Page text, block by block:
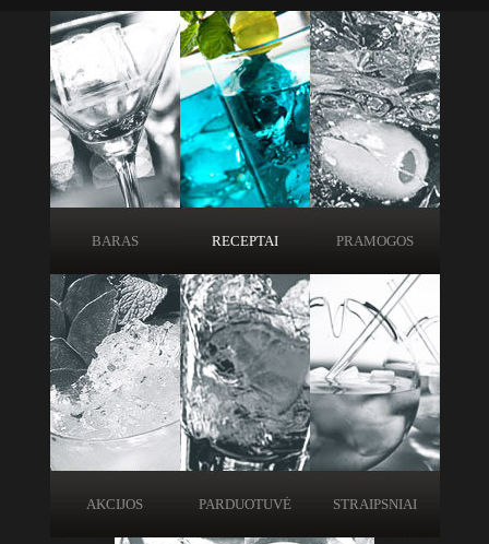
BARAS RECEPTAI PRAMOGOS
AKCIJOS PARDUOTUVĖ STRAIPSNIAI